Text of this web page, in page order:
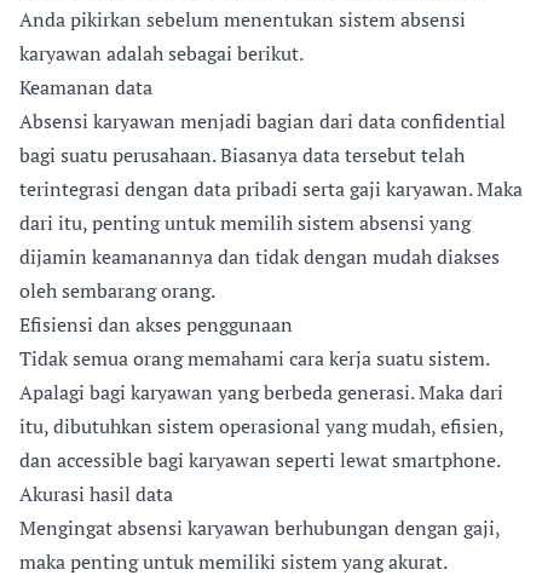
Anda pikirkan sebelum menentukan sistem absensi
karyawan adalah sebagai berikut.
Keamanan data
Absensi karyawan menjadi bagian dari data confidential
bagi suatu perusahaan. Biasanya data tersebut telah
terintegrasi dengan data pribadi serta gaji karyawan. Maka
dari itu, penting untuk memilih sistem absensi yang
dijamin keamanannya dan tidak dengan mudah diakses
oleh sembarang orang.
Efisiensi dan akses penggunaan
Tidak semua orang memahami cara kerja suatu sistem.
Apalagi bagi karyawan yang berbeda generasi. Maka dari
itu, dibutuhkan sistem operasional yang mudah, efisien,
dan accessible bagi karyawan seperti lewat smartphone.
Akurasi hasil data
Mengingat absensi karyawan berhubungan dengan gaji,
maka penting untuk memiliki sistem yang akurat.